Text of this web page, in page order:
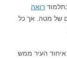
רואה
של מטה. אך כל
העיר ממש